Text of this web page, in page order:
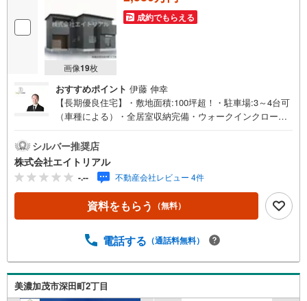
画像19枚
成約でもらえる
おすすめポイント 伊藤 伸幸
【長期優良住宅】・敷地面積:100坪超！・駐車場:3～4台可
（車種による）・全居室収納完備・ウォークインクローゼ
◇◆◇◆◇◆住宅購入のことなら【エイトリアル】の売買
仲介担当にお任せ下さい！「8」の末広がりと「∞」の無限
大の想いを込めて、「マイホームを持つ」というお客様の
夢の実現を全力でサポートします！まずはお気軽にご相談
ください。◇◆◇◆◇◆◇◆◇◆◇◆◇◆◇◆◇◆◇◆◆
物件探し 基本の流れ【総所要時間60分】●Step1 見学希望
によっては、日時の調整をお願いする場合もございますの
住宅相談会見学後、お客様のご要望やご予算などに関する
情報のヒアリングと弊社の簡単なご説明をさせていただき
ます。
シルバー推奨店
株式会社エイトリアル
-.-- 不動産会社レビュー 4件
資料をもらう （無料）
電話する （通話料無料）
美濃加茂市深田町2丁目